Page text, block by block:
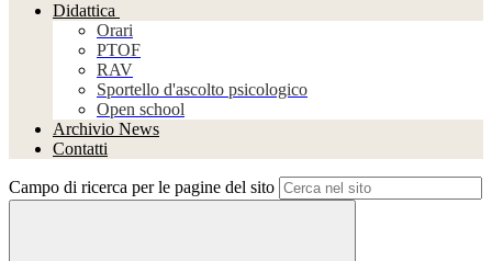
Didattica
Orari
PTOF
RAV
Sportello d'ascolto psicologico
Open school
Archivio News
Contatti
Campo di ricerca per le pagine del sito